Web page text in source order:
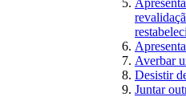
Averbar
Desistir
Juntar